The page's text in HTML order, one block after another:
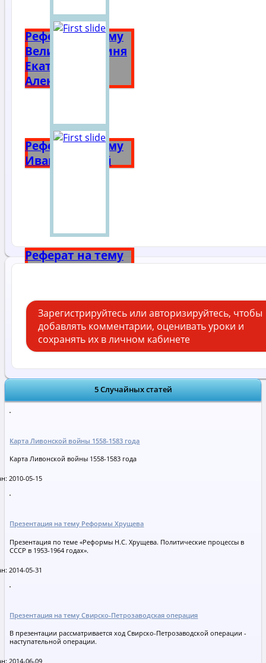
Реферат на тему
Великая княгиня
Екатерина
Алексеевна
Реферат на тему
Иван Грозный
Реферат на тему
Зарегистрируйтесь или авторизируйтесь, чтобы
добавлять комментарии, оценивать уроки и
сохранять их в личном кабинете
5 Случайных статей
Карта Ливонской войны 1558-1583 года
Карта Ливонской войны 1558-1583 года
2010-05-15
Презентация на тему Реформы Хрущева
Презентация по теме «Реформы Н.С. Хрущева. Политические процессы в
СССР в 1953-1964 годах».
2014-05-31
Презентация на тему Свирско-Петрозаводская операция
В презентации рассматривается ход Свирско-Петрозаводской операции -
наступательной операции.